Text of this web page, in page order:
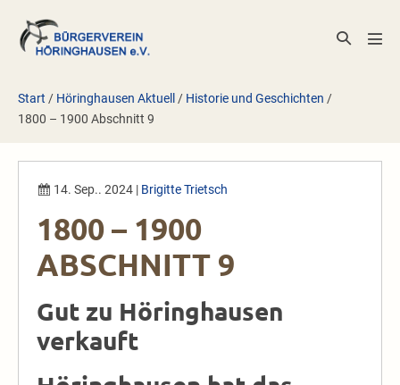
Inhalt
springen
Suche-
Start / Höringhausen Aktuell / Historie und Geschichten /
1800 – 1900 Abschnitt 9
14. Sep.. 2024 | Brigitte Trietsch
1800 – 1900
ABSCHNITT 9
Gut zu Höringhausen
verkauft